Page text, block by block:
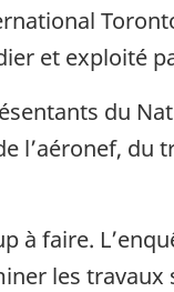
et exploité
du
l’aéronef,
faire.
les travaux